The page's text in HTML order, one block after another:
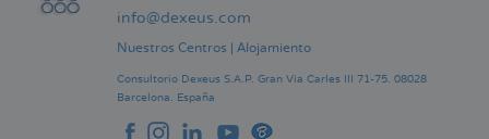
info@dexeus.com
Nuestros Centros Alojamiento
Consultorio Dexeus S.A.P. Gran Via Carles III 71-75. 08028
Barcelona. España